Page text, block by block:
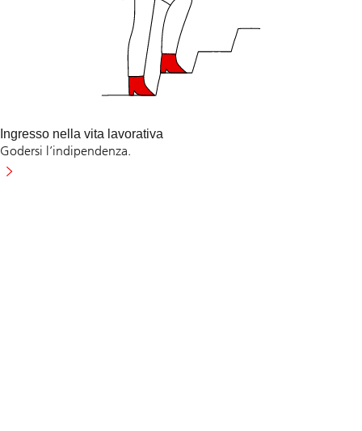
Ingresso nella vita lavorativa
Godersi l’indipendenza.